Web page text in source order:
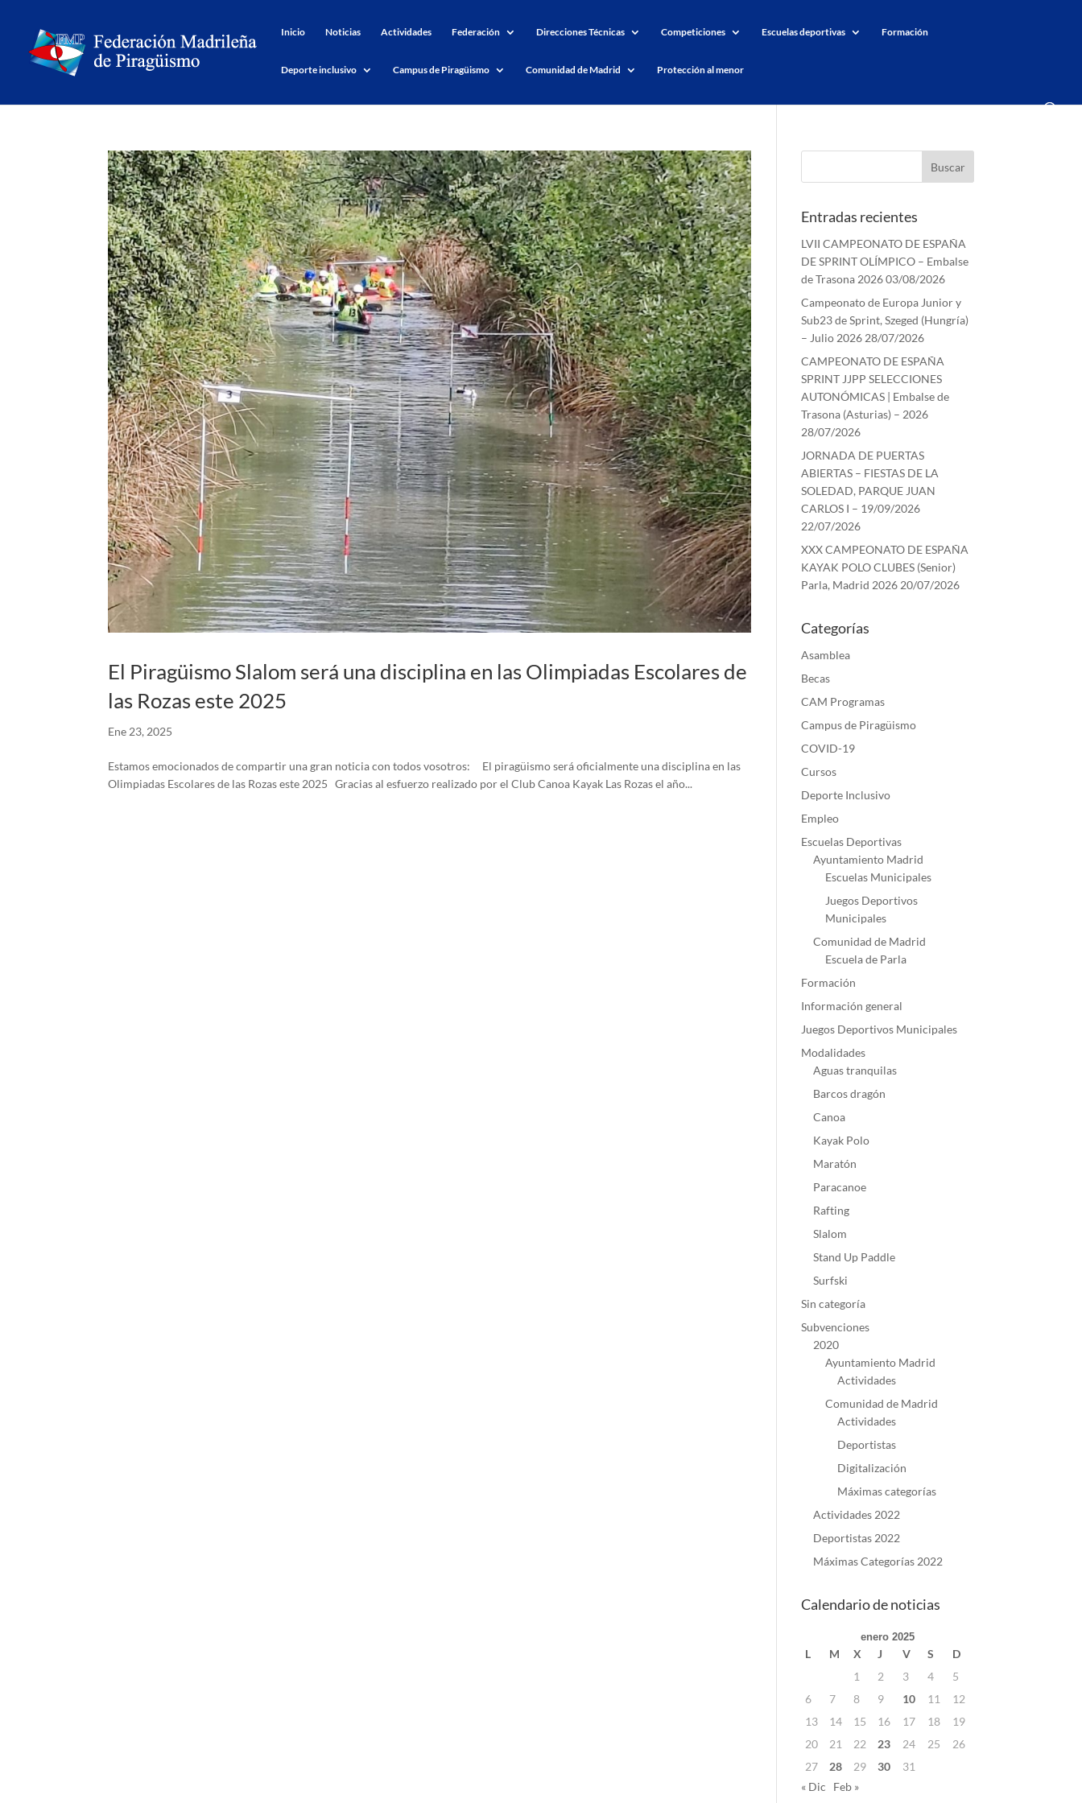
Inicio Noticias Actividades Federación Direcciones Técnicas Competiciones Escuelas deportivas Formación
Deporte inclusivo Campus de Piragüismo Comunidad de Madrid Protección al menor
El Piragüismo Slalom será una disciplina en las Olimpiadas Escolares de
las Rozas este 2025
Ene 23, 2025
Estamos emocionados de compartir una gran noticia con todos vosotros: El piragüismo será oficialmente una disciplina en las
Olimpiadas Escolares de las Rozas este 2025 Gracias al esfuerzo realizado por el Club Canoa Kayak Las Rozas el año...
Entradas recientes
LVII CAMPEONATO DE ESPAÑA
DE SPRINT OLÍMPICO – Embalse
de Trasona 202603/08/2026
Campeonato de Europa Junior y
Sub23 de Sprint, Szeged (Hungría)
– Julio 2026 28/07/2026
CAMPEONATO DE ESPAÑA
SPRINT JJPP SELECCIONES
AUTONÓMICAS | Embalse de
Trasona (Asturias) – 2026
28/07/2026
JORNADA DE PUERTAS
ABIERTAS – FIESTAS DE LA
SOLEDAD, PARQUE JUAN
CARLOS I – 19/09/2026
22/07/2026
XXX CAMPEONATO DE ESPAÑA
KAYAK POLO CLUBES (Senior)
Parla, Madrid 2026 20/07/2026
Categorías
Asamblea
Becas
CAM Programas
Campus de Piragüismo
COVID-19
Cursos
Deporte Inclusivo
Empleo
Escuelas Deportivas
Ayuntamiento Madrid
Escuelas Municipales
Juegos Deportivos
Municipales
Comunidad de Madrid
Escuela de Parla
Formación
Información general
Juegos Deportivos Municipales
Modalidades
Aguas tranquilas
Barcos dragón
Canoa
Kayak Polo
Maratón
Paracanoe
Rafting
Slalom
Stand Up Paddle
Surfski
Sin categoría
Subvenciones
2020
Ayuntamiento Madrid
Actividades
Comunidad de Madrid
Actividades
Deportistas
Digitalización
Máximas categorías
Actividades 2022
Deportistas 2022
Máximas Categorías 2022
Calendario de noticias
enero 2025
L M X J V S
D
1
2 3 4
5
6
7 8 9 10 11
12
13
14 15 16 17 18
19
20
21 22 23 24 25
26
27
28 29 30
31
« Dic
Feb »